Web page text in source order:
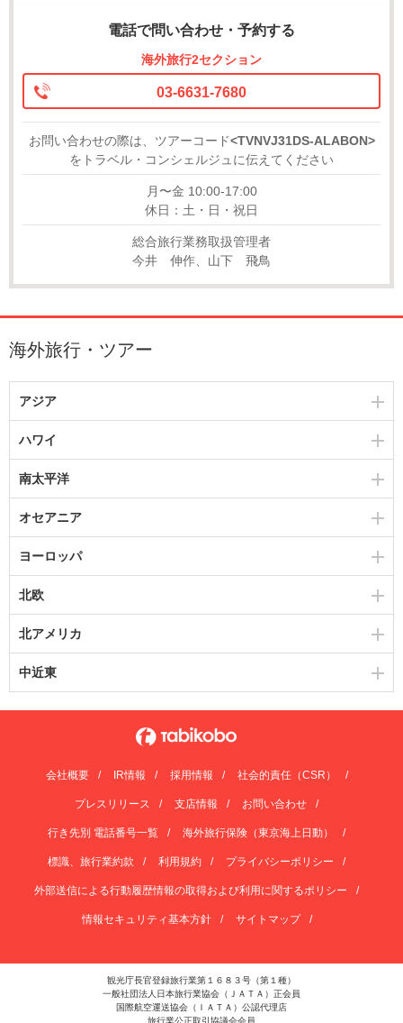
電話で問い合わせ・予約する
海外旅行2セクション
03-6631-7680
お問い合わせの際は、ツアーコード<TVNVJ31DS-ALABON>
をトラベル・コンシェルジュに伝えてください
月〜金 10:00-17:00
休日：土・日・祝日
総合旅行業務取扱管理者
今井 伸作、山下 飛鳥
海外旅行・ツアー
アジア
ハワイ
南太平洋
オセアニア
ヨーロッパ
北欧
北アメリカ
中近東
会社概要 IR情報 採用情報 社会的責任（CSR）
プレスリリース 支店情報 お問い合わせ
行き先別 電話番号一覧 海外旅行保険（東京海上日動）
標識、旅行業約款 利用規約 プライバシーポリシー
外部送信による行動履歴情報の取得および利用に関するポリシー
情報セキュリティ基本方針 サイトマップ
観光庁長官登録旅行業第１６８３号（第１種）
一般社団法人日本旅行業協会（ＪＡＴＡ）正会員
国際航空運送協会（ＩＡＴＡ）公認代理店
旅行業公正取引協議会会員